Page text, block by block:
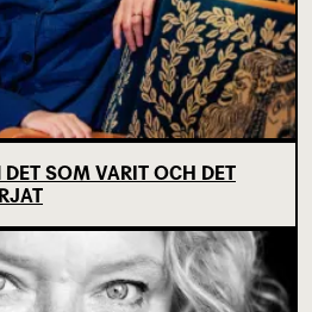
SOM VARIT OCH DET